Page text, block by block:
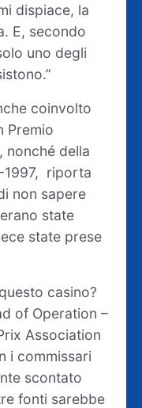
dispiace, la
E, secondo
uno degli
coinvolto
Premio
nonché della
1997, riporta
non sapere
state
state prese
casino?
of Operation –
Association
i commissari
scontato
fonti sarebbe